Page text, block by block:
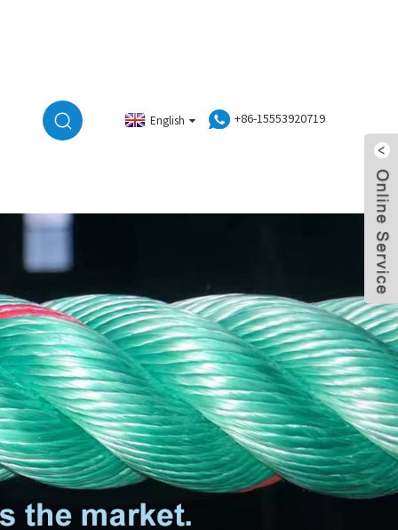
English +86-15553920719